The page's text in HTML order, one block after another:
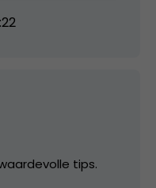
tips.